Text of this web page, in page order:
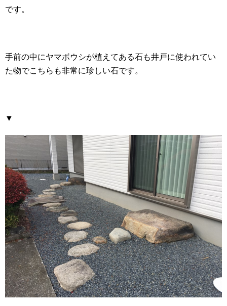
です。
手前の中にヤマボウシが植えてある石も井戸に使われてい
た物でこちらも非常に珍しい石です。
▼